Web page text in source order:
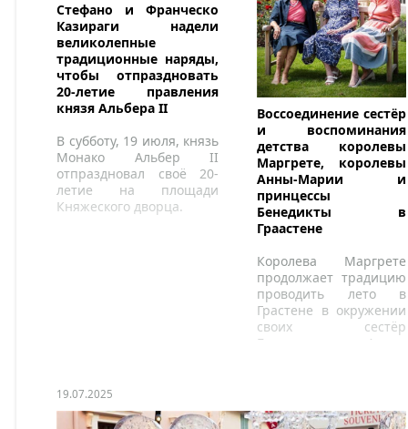
Стефано и Франческо
Казираги надели
великолепные
традиционные наряды,
чтобы отпраздновать
20-летие правления
князя Альбера II
В субботу, 19 июля, князь
Монако Альбер II
отпраздновал своё 20-
летие на площади
Княжеского дворца.
Воссоединение сестёр
и воспоминания
детства королевы
Маргрете, королевы
Анны-Марии и
принцессы
Бенедикты в
Граастене
Королева Маргрете
продолжает традицию
проводить лето в
Грастене в окружении
своих сестёр
Бенедикты и Анны-
19.07.2025